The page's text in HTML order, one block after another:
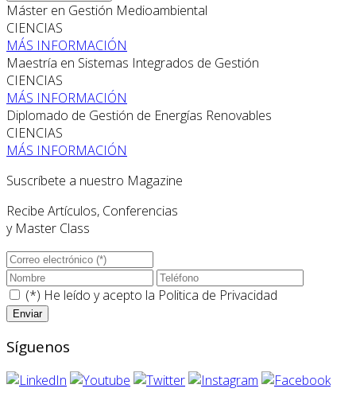
Máster en Gestión Medioambiental
CIENCIAS
MÁS INFORMACIÓN
Maestría en Sistemas Integrados de Gestión
CIENCIAS
MÁS INFORMACIÓN
Diplomado de Gestión de Energías Renovables
CIENCIAS
MÁS INFORMACIÓN
Suscríbete a nuestro Magazine
Recibe Artículos, Conferencias
y Master Class
(*) He leído y acepto la Politica de Privacidad
Síguenos